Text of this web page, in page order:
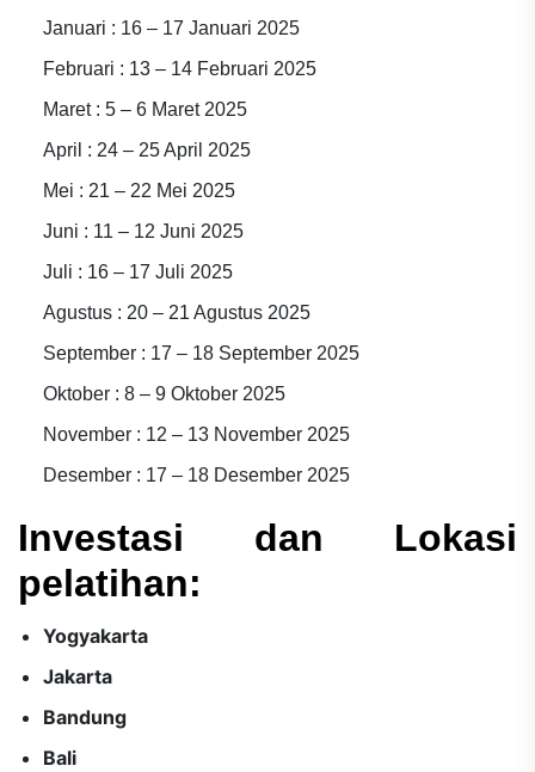
Januari : 16 – 17 Januari 2025
Februari : 13 – 14 Februari 2025
Maret : 5 – 6 Maret 2025
April : 24 – 25 April 2025
Mei : 21 – 22 Mei 2025
Juni : 11 – 12 Juni 2025
Juli : 16 – 17 Juli 2025
Agustus : 20 – 21 Agustus 2025
September : 17 – 18 September 2025
Oktober : 8 – 9 Oktober 2025
November : 12 – 13 November 2025
Desember : 17 – 18 Desember 2025
Investasi dan Lokasi
pelatihan:
Yogyakarta
Jakarta
Bandung
Bali